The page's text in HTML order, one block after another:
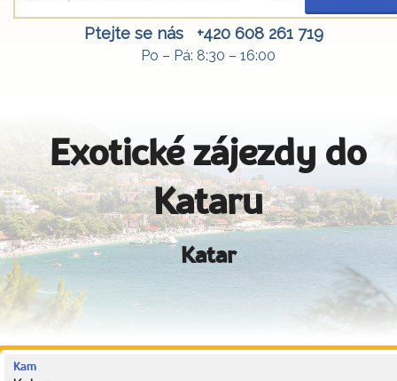
Ptejte se nás +420 608 261 719
Po – Pá: 8:30 – 16:00
Exotické zájezdy do
Kataru
Katar
Kam